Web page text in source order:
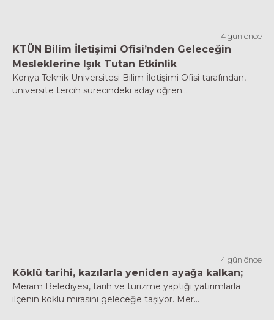
4 gün önce
KTÜN Bilim İletişimi Ofisi’nden Geleceğin
Mesleklerine Işık Tutan Etkinlik
Konya Teknik Üniversitesi Bilim İletişimi Ofisi tarafından,
üniversite tercih sürecindeki aday öğren...
4 gün önce
Köklü tarihi, kazılarla yeniden ayağa kalkan;
Meram Belediyesi, tarih ve turizme yaptığı yatırımlarla
ilçenin köklü mirasını geleceğe taşıyor. Mer...